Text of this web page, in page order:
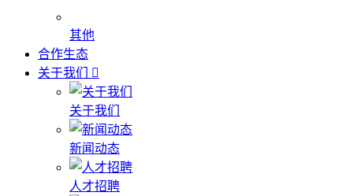
其他
合作生态
关于我们
关于我们
新闻动态
人才招聘